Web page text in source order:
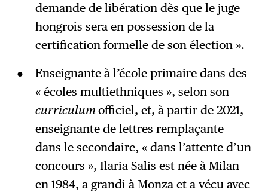
demande de libération dès que le juge
hongrois sera en possession de la
certification formelle de son élection ».
Enseignante à l’école primaire dans des
« écoles multiethniques », selon son
curriculum officiel, et, à partir de 2021,
enseignante de lettres remplaçante
dans le secondaire, « dans l’attente d’un
concours », Ilaria Salis est née à Milan
en 1984, a grandi à Monza et a vécu avec